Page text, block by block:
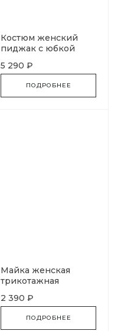
Костюм женский
пиджак с юбкой
5 290 ₽
ПОДРОБНЕЕ
Майка женская
трикотажная
2 390 ₽
ПОДРОБНЕЕ